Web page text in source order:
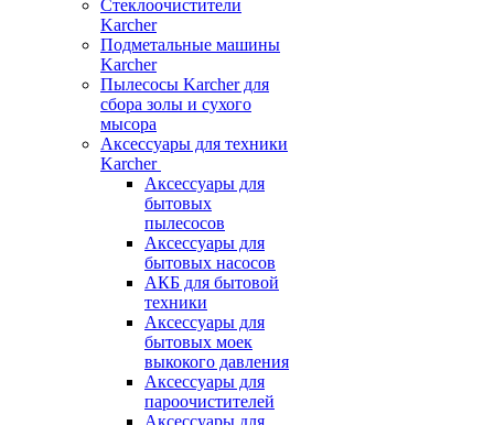
Стеклоочистители
Karcher
Подметальные машины
Karcher
Пылесосы Karcher для
сбора золы и сухого
мысора
Аксессуары для техники
Karcher
Аксессуары для
бытовых
пылесосов
Аксессуары для
бытовых насосов
АКБ для бытовой
техники
Аксессуары для
бытовых моек
выкокого давления
Аксессуары для
пароочистителей
Аксессуары для